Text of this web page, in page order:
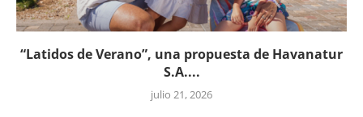
“Latidos de Verano”, una propuesta de Havanatur
S.A....
julio 21, 2026